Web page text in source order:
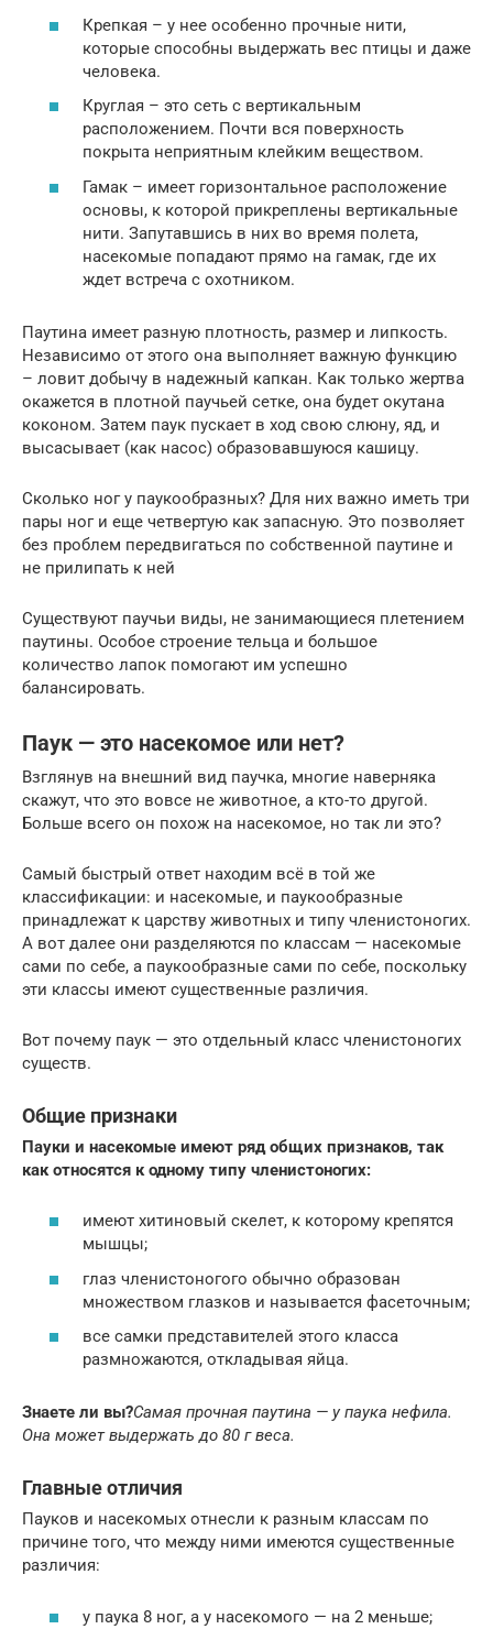
Крепкая – у нее особенно прочные нити,
которые способны выдержать вес птицы и даже
человека.
Круглая – это сеть с вертикальным
расположением. Почти вся поверхность
покрыта неприятным клейким веществом.
Гамак – имеет горизонтальное расположение
основы, к которой прикреплены вертикальные
нити. Запутавшись в них во время полета,
насекомые попадают прямо на гамак, где их
ждет встреча с охотником.
Паутина имеет разную плотность, размер и липкость.
Независимо от этого она выполняет важную функцию
– ловит добычу в надежный капкан. Как только жертва
окажется в плотной паучьей сетке, она будет окутана
коконом. Затем паук пускает в ход свою слюну, яд, и
высасывает (как насос) образовавшуюся кашицу.
Сколько ног у паукообразных? Для них важно иметь три
пары ног и еще четвертую как запасную. Это позволяет
без проблем передвигаться по собственной паутине и
не прилипать к ней
Существуют паучьи виды, не занимающиеся плетением
паутины. Особое строение тельца и большое
количество лапок помогают им успешно
балансировать.
Паук — это насекомое или нет?
Взглянув на внешний вид паучка, многие наверняка
скажут, что это вовсе не животное, а кто-то другой.
Больше всего он похож на насекомое, но так ли это?
Самый быстрый ответ находим всё в той же
классификации: и насекомые, и паукообразные
принадлежат к царству животных и типу членистоногих.
А вот далее они разделяются по классам — насекомые
сами по себе, а паукообразные сами по себе, поскольку
эти классы имеют существенные различия.
Вот почему паук — это отдельный класс членистоногих
существ.
Общие признаки
Пауки и насекомые имеют ряд общих признаков, так
как относятся к одному типу членистоногих:
имеют хитиновый скелет, к которому крепятся
мышцы;
глаз членистоногого обычно образован
множеством глазков и называется фасеточным;
все самки представителей этого класса
размножаются, откладывая яйца.
Знаете ли вы?Самая прочная паутина — у паука нефила.
Она может выдержать до 80 г веса.
Главные отличия
Пауков и насекомых отнесли к разным классам по
причине того, что между ними имеются существенные
различия:
у паука 8 ног, а у насекомого — на 2 меньше;